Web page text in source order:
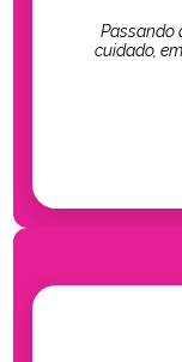
Passando
cuidado,